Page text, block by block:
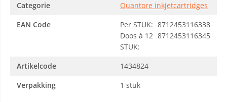
Categorie
Quantore inkjetcartridges
EAN Code
Per STUK: 8712453116338
Doos à 12
STUK:
8712453116345
Artikelcode
1434824
Verpakking
1 stuk